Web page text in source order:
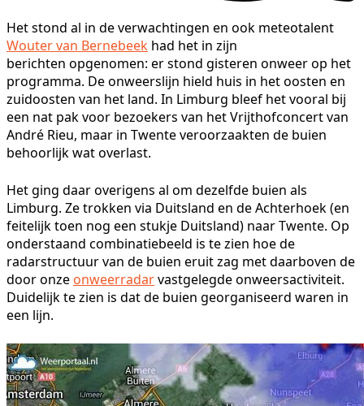
Het stond al in de verwachtingen en ook meteotalent
Wouter van Bernebeek had het in zijn
berichten opgenomen: er stond gisteren onweer op het
programma. De onweerslijn hield huis in het oosten en
zuidoosten van het land. In Limburg bleef het vooral bij
een nat pak voor bezoekers van het Vrijthofconcert van
André Rieu, maar in Twente veroorzaakten de buien
behoorlijk wat overlast.
Het ging daar overigens al om dezelfde buien als
Limburg. Ze trokken via Duitsland en de Achterhoek (en
feitelijk toen nog een stukje Duitsland) naar Twente. Op
onderstaand combinatiebeeld is te zien hoe de
radarstructuur van de buien eruit zag met daarboven de
door onze onweerradarvastgelegde onweersactiviteit.
Duidelijk te zien is dat de buien georganiseerd waren in
een lijn.